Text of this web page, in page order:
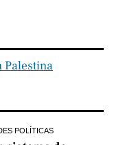
Palestina
POLÍTICAS